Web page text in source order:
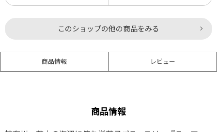
このショップの他の商品をみる
商品情報 レビュー
商品情報